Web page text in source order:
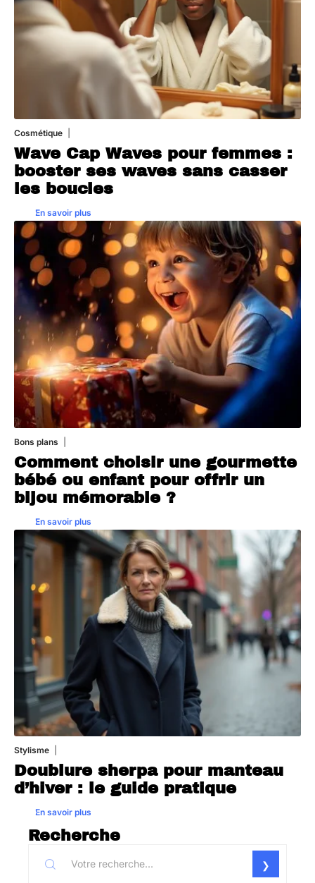
Cosmétique
Wave Cap Waves pour femmes :
booster ses waves sans casser
les boucles
En savoir plus
Bons plans
Comment choisir une gourmette
bébé ou enfant pour offrir un
bijou mémorable ?
En savoir plus
Stylisme
Doublure sherpa pour manteau
d’hiver : le guide pratique
En savoir plus
Recherche